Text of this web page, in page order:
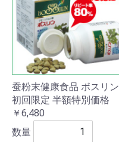
蚕粉末健康食品 ボスリン
初回限定 半額特別価格
￥6,480
数量